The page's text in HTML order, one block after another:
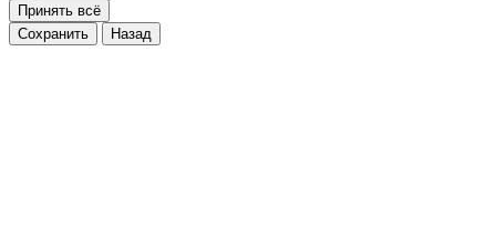
Принять всё
Сохранить
Назад